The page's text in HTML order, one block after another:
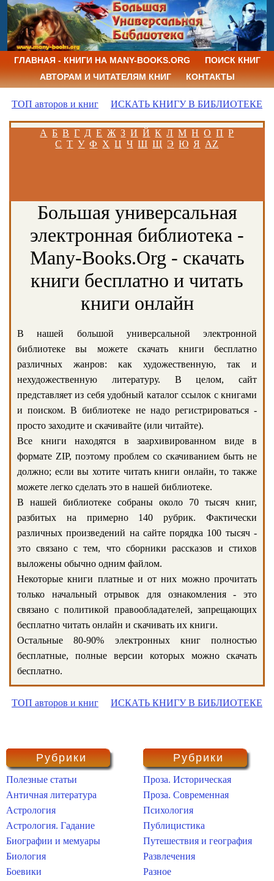
ГЛАВНАЯ - КНИГИ НА MANY-BOOKS.ORG
ПОИСК КНИГ
АВТОРАМ И ЧИТАТЕЛЯМ КНИГ
КОНТАКТЫ
ТОП авторов и книг ИСКАТЬ КНИГУ В БИБЛИОТЕКЕ
А Б В Г Д Е Ж З И Й К Л М Н О П Р
С Т У Ф Х Ц Ч Ш Щ Э Ю Я AZ
Большая универсальная
электронная библиотека -
Many-Books.Org - скачать
книги бесплатно и читать
книги онлайн
В нашей большой универсальной электронной
библиотеке вы можете скачать книги бесплатно
различных жанров: как художественную, так и
нехудожественную литературу. В целом, сайт
представляет из себя удобный каталог ссылок с книгами
и поиском. В библиотеке не надо регистрироваться -
просто заходите и скачивайте (или читайте).
Все книги находятся в заархивированном виде в
формате ZIP, поэтому проблем со скачиванием быть не
должно; если вы хотите читать книги онлайн, то также
можете легко сделать это в нашей библиотеке.
В нашей библиотеке собраны около 70 тысяч книг,
разбитых на примерно 140 рубрик. Фактически
различных произведений на сайте порядка 100 тысяч -
это связано с тем, что сборники рассказов и стихов
выложены обычно одним файлом.
Некоторые книги платные и от них можно прочитать
только начальный отрывок для ознакомления - это
связано с политикой правообладателей, запрещающих
бесплатно читать онлайн и скачивать их книги.
Остальные 80-90% электронных книг полностью
бесплатные, полные версии которых можно скачать
бесплатно.
ТОП авторов и книг ИСКАТЬ КНИГУ В БИБЛИОТЕКЕ
Рубрики
Полезные статьи
Античная литература
Астрология
Астрология. Гадание
Биографии и мемуары
Биология
Боевики
Рубрики
Проза. Историческая
Проза. Современная
Психология
Публицистика
Путешествия и география
Развлечения
Разное